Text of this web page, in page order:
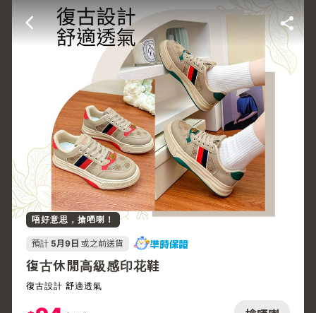
唔好意思，搶哂喇！
預計 5月9日 或之前送貨
復古休閒高級感印花鞋
復古設計 舒適透氣